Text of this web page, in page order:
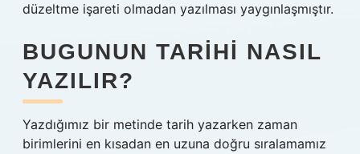
düzeltme işareti olmadan yazılması yaygınlaşmıştır.
BUGUNUN TARIHI NASIL
YAZILIR?
Yazdığımız bir metinde tarih yazarken zaman
birimlerini en kısadan en uzuna doğru sıralamamız